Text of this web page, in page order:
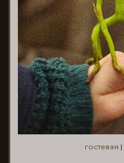
гостевая |